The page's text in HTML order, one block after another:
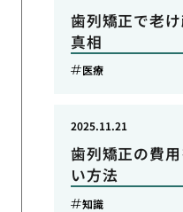
歯列矯正で老
真相
医療
歯列矯正の費
い方法
2025.11.21
知識